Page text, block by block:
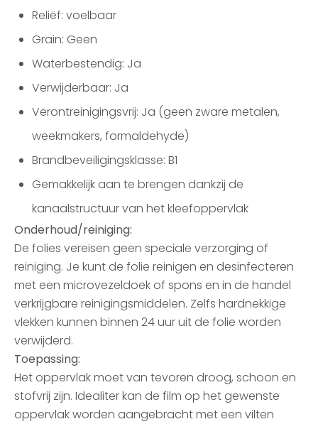
Reliëf: voelbaar
Grain: Geen
Waterbestendig: Ja
Verwijderbaar: Ja
Verontreinigingsvrij: Ja (geen zware metalen,
weekmakers, formaldehyde)
Brandbeveiligingsklasse: B1
Gemakkelijk aan te brengen dankzij de
kanaalstructuur van het kleefoppervlak
Onderhoud/reiniging:
De folies vereisen geen speciale verzorging of
reiniging. Je kunt de folie reinigen en desinfecteren
met een microvezeldoek of spons en in de handel
verkrijgbare reinigingsmiddelen. Zelfs hardnekkige
vlekken kunnen binnen 24 uur uit de folie worden
verwijderd.
Toepassing:
Het oppervlak moet van tevoren droog, schoon en
stofvrij zijn. Idealiter kan de film op het gewenste
oppervlak worden aangebracht met een vilten